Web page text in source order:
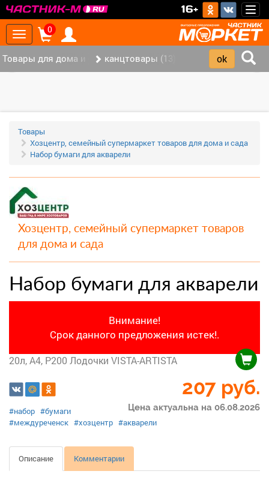
16+
Toggle
navigation
0
Товары для дома и офиса (117)канцтовары (13)
Товары
Хозцентр, семейный супермаркет товаров для дома и сада
Набор бумаги для акварели
Хозцентр, семейный супермаркет товаров
для дома и сада
Набор бумаги для акварели
Внимание!
Срок данного предложения истек!.
20л, А4, P200 Лодочки VISTA-ARTISTA
207 руб.
Цена актуальна на 06.08.2026
#набор #бумаги
#междуреченск #хозцентр #акварели
Описание Комментарии
‹ ›